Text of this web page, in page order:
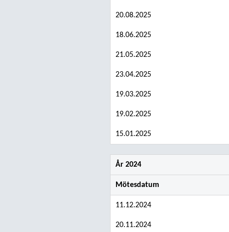
20.08.2025
18.06.2025
21.05.2025
23.04.2025
19.03.2025
19.02.2025
15.01.2025
År 2024
Mötesdatum
11.12.2024
20.11.2024